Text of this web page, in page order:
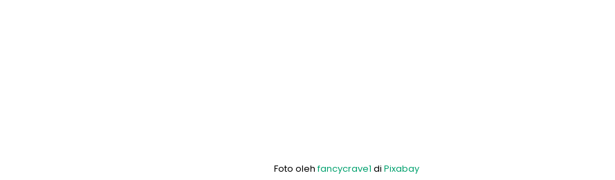
Foto olehfancycrave1 di Pixabay